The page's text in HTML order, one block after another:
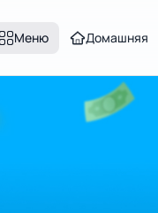
Меню Домашняя